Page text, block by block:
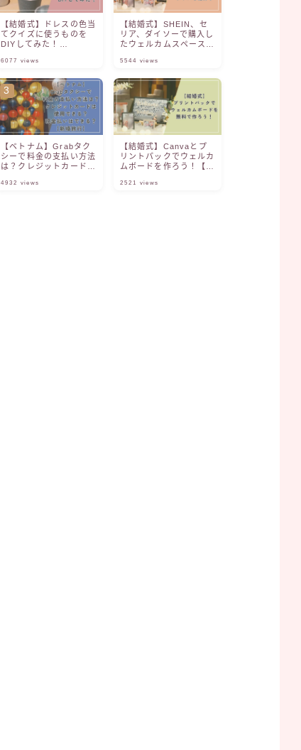
【結婚式】ドレスの色当
てクイズに使うものを
DIYしてみた！
ベ】
6077 views
【結婚式】SHEIN、セ
リア、ダイソーで購入し
たウェルカムスペースグ
5544 views
【ベトナム】Grabタク
シーで料金の支払い方法
は？クレジットカードは
できる？【新婚旅行】
4932 views
【結婚式】Canvaとプ
リントパックでウェルカ
ムボードを作ろう！【無
2521 views